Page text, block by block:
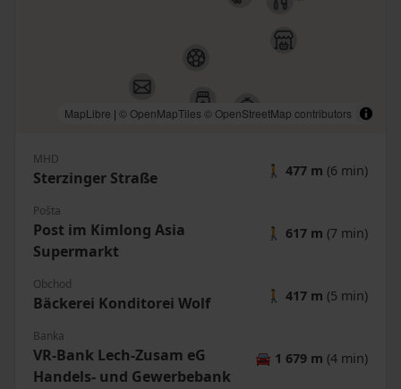
MapLibre | © OpenMapTiles © OpenStreetMap contributors
MHD
Sterzinger Straße 🚶 477 m (6 min)
Pošta
Post im Kimlong Asia
Supermarkt
🚶 617 m (7 min)
Obchod
Bäckerei Konditorei Wolf 🚶 417 m (5 min)
Banka
VR-Bank Lech-Zusam eG
Handels- und Gewerbebank
🚘 1 679 m (4 min)